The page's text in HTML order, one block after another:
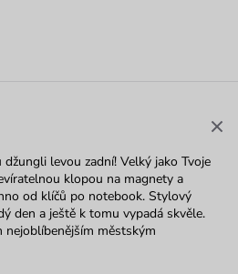
levou zadní! Velký jako Tvoje
klopou na magnety a
od klíčů po notebook. Stylový
den a ještě k tomu vypadá skvěle.
nejoblíbenějším městským